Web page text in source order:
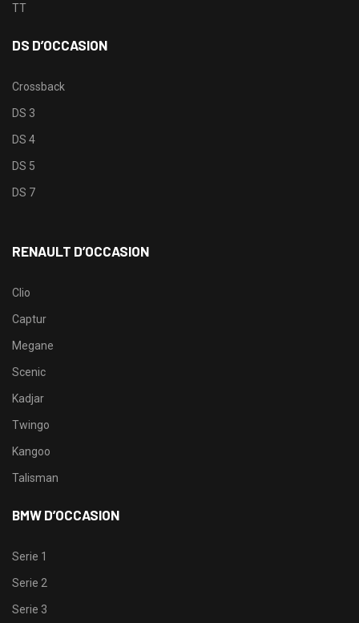
TT
DS D’OCCASION
Crossback
DS 3
DS 4
DS 5
DS 7
RENAULT D’OCCASION
Clio
Captur
Megane
Scenic
Kadjar
Twingo
Kangoo
Talisman
BMW D’OCCASION
Serie 1
Serie 2
Serie 3